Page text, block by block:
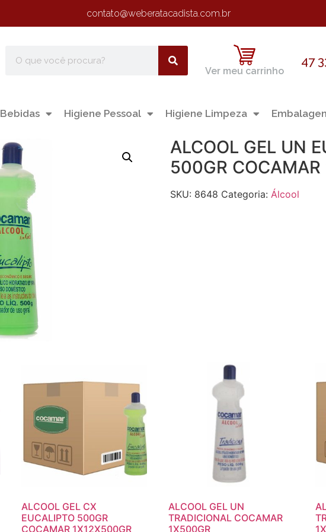
contato@weberatacadista.com.br
Ver meu carrinho
47
Bebidas Higiene Pessoal Higiene Limpeza
ALCOOL GEL UN
500GR
SKU: 8648 Categoria:Álcool
ALCOOL GEL CX
EUCALIPTO 500GR
COCAMAR 1X12X500GR
ALCOOL GEL UN
TRADICIONAL COCAMAR
1X500GR